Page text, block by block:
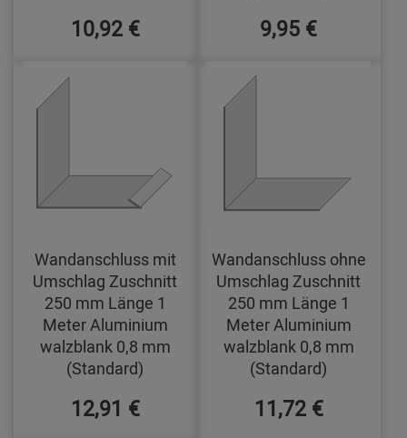
10,92 € 9,95 €
Wandanschluss mit
Umschlag Zuschnitt
250 mm Länge 1
Meter Aluminium
walzblank 0,8 mm
(Standard)
12,91 €
Wandanschluss ohne
Umschlag Zuschnitt
250 mm Länge 1
Meter Aluminium
walzblank 0,8 mm
(Standard)
11,72 €